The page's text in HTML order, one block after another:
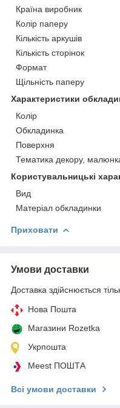
Країна виробник
Колір паперу
Кількість аркушів
Кількість сторінок
Формат
Щільність паперу
Характеристики
Колір
Обкладинка
Поверхня
Тематика декору,
Користувальницькі
Вид
Матеріал обкладинки
Приховати
Умови доставки
Доставка здійснюється
Нова Пошта
Магазини Rozetka
Укрпошта
Meest ПОШТА
Всі умови доставки